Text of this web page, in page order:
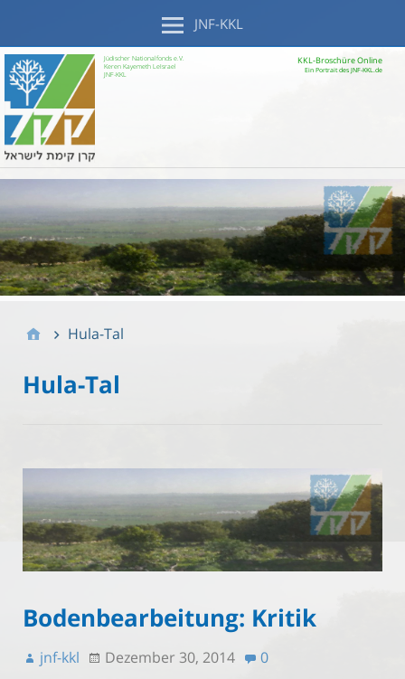
JNF-KKL
Jüdischer Nationalfonds e.V.
Keren Kayemeth LeIsrael
JNF-KKL
KKL-Broschüre Online
Ein Portrait des JNF-KKL.de
Hula-Tal
Hula-Tal
Bodenbearbeitung: Kritik
jnf-kkl Dezember 30, 2014 0